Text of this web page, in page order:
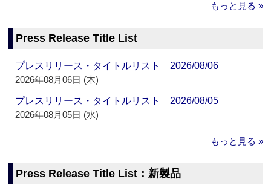
もっと見る »
Press Release Title List
プレスリリース・タイトルリスト 2026/08/06
2026年08月06日 (木)
プレスリリース・タイトルリスト 2026/08/05
2026年08月05日 (水)
もっと見る »
Press Release Title List：新製品